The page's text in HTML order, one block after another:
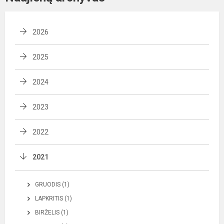
2026
2025
2024
2023
2022
2021
GRUODIS (1)
LAPKRITIS (1)
BIRŽELIS (1)